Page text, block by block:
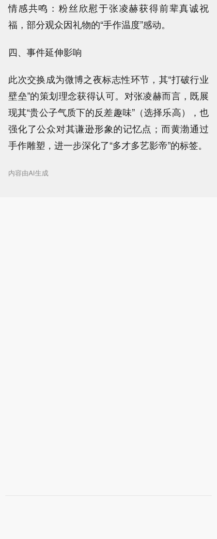
情感共鸣：粉丝欣慰于张凌赫获得前辈真诚祝
福，部分观众因礼物的“手作温度”感动。
四、事件延伸影响
此次交换成为微博之夜标志性环节，其“打破行业
壁垒”的策划理念获得认可。对张凌赫而言，既展
现其“贵公子气质下的反差趣味”（选择乐高），也
强化了公众对其谦逊形象的记忆点；而黄渤通过
手作雕塑，进一步深化了“多才多艺影帝”的标签。
内容由AI生成